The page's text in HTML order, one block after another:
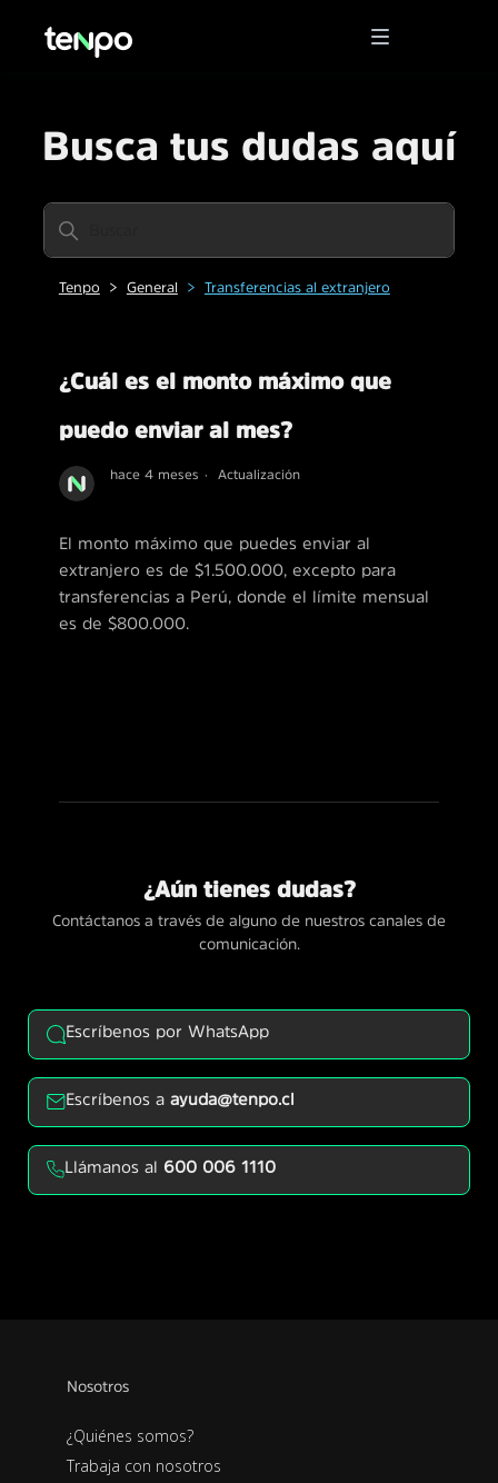
Busca tus dudas aquí
Tenpo General Transferencias al extranjero
¿Cuál es el monto máximo que
puedo enviar al mes?
hace 4 meses Actualización
El monto máximo que puedes enviar al
extranjero es de $1.500.000, excepto para
transferencias a Perú, donde el límite mensual
es de $800.000.
¿Aún tienes dudas?
Contáctanos a través de alguno de nuestros canales de
comunicación.
Escríbenos por WhatsApp
Escríbenos aayuda@tenpo.cl
Llámanos al 600 006 1110
Nosotros
¿Quiénes somos?
Trabaja con nosotros